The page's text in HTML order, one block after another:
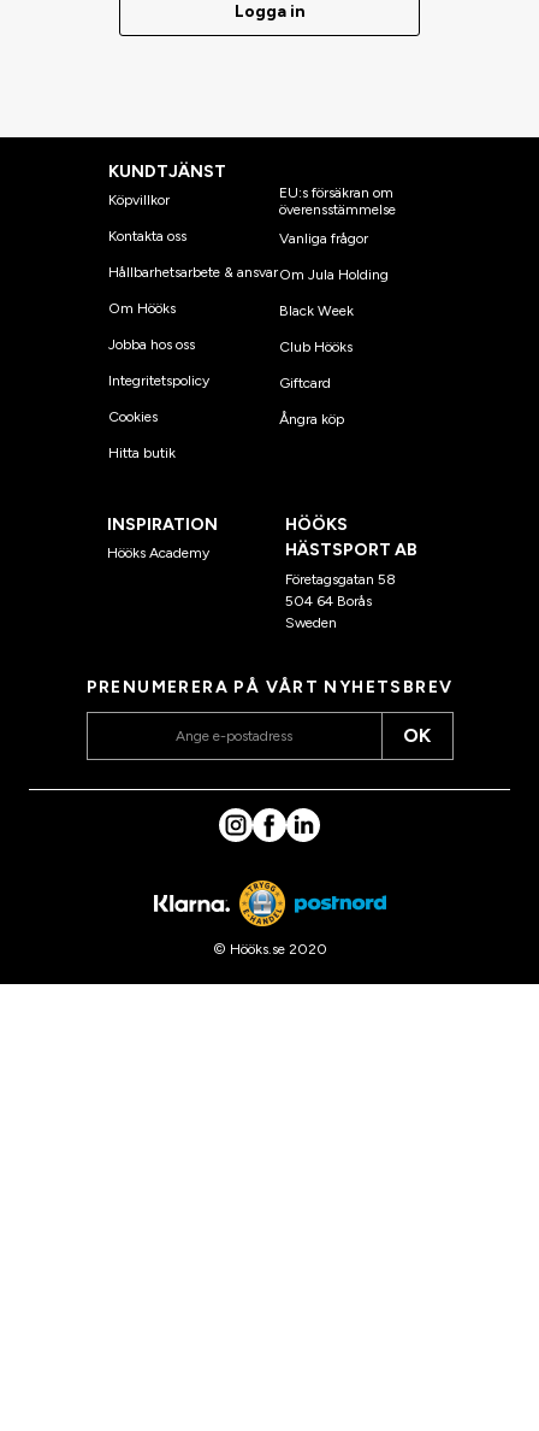
Logga in
KUNDTJÄNST
Köpvillkor
Kontakta oss
Hållbarhetsarbete & ansvar
Om Hööks
Jobba hos oss
Integritetspolicy
Cookies
Hitta butik
EU:s försäkran om
överensstämmelse
Vanliga frågor
Om Jula Holding
Black Week
Club Hööks
Giftcard
Ångra köp
INSPIRATION
Hööks Academy
HÖÖKS
HÄSTSPORT AB
Företagsgatan 58
504 64 Borås
Sweden
PRENUMERERA PÅ VÅRT NYHETSBREV
OK
© Hööks.se 2020